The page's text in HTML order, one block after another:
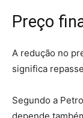
Preço
A redução no
significa
Segundo a